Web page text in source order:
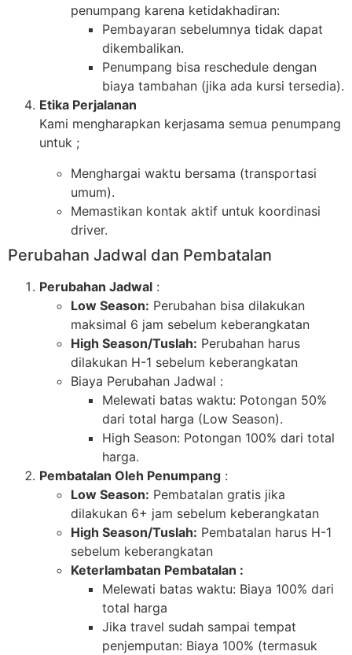
penumpang karena ketidakhadiran:
Pembayaran sebelumnya tidak dapat
dikembalikan.
Penumpang bisa reschedule dengan
biaya tambahan (jika ada kursi tersedia).
Etika Perjalanan
Kami mengharapkan kerjasama semua penumpang
untuk ;
Menghargai waktu bersama (transportasi
umum).
Memastikan kontak aktif untuk koordinasi
driver.
Perubahan Jadwal dan Pembatalan
Perubahan Jadwal :
Low Season: Perubahan bisa dilakukan
maksimal 6 jam sebelum keberangkatan
High Season/Tuslah: Perubahan harus
dilakukan H-1 sebelum keberangkatan
Biaya Perubahan Jadwal :
Melewati batas waktu: Potongan 50%
dari total harga (Low Season).
High Season: Potongan 100% dari total
harga.
Pembatalan Oleh Penumpang :
Low Season: Pembatalan gratis jika
dilakukan 6+ jam sebelum keberangkatan
High Season/Tuslah: Pembatalan harus H-1
sebelum keberangkatan
Keterlambatan Pembatalan :
Melewati batas waktu: Biaya 100% dari
total harga
Jika travel sudah sampai tempat
penjemputan: Biaya 100% (termasuk